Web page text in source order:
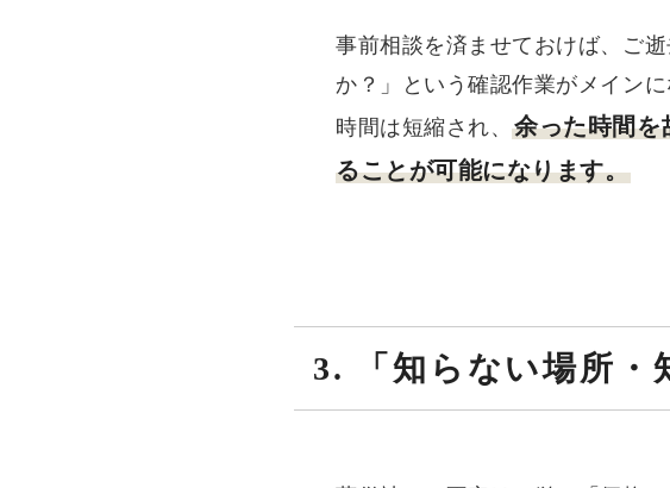
事前相談を済ませておけば、ご
か？」という確認作業がメイン
時間は短縮され、余った時間を
ることが可能になります。
3. 「知らない場所・